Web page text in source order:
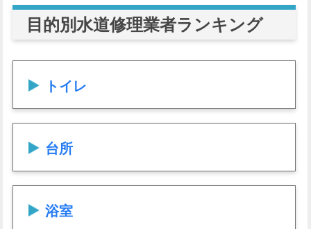
目的別水道修理業者ランキング
トイレ
台所
浴室